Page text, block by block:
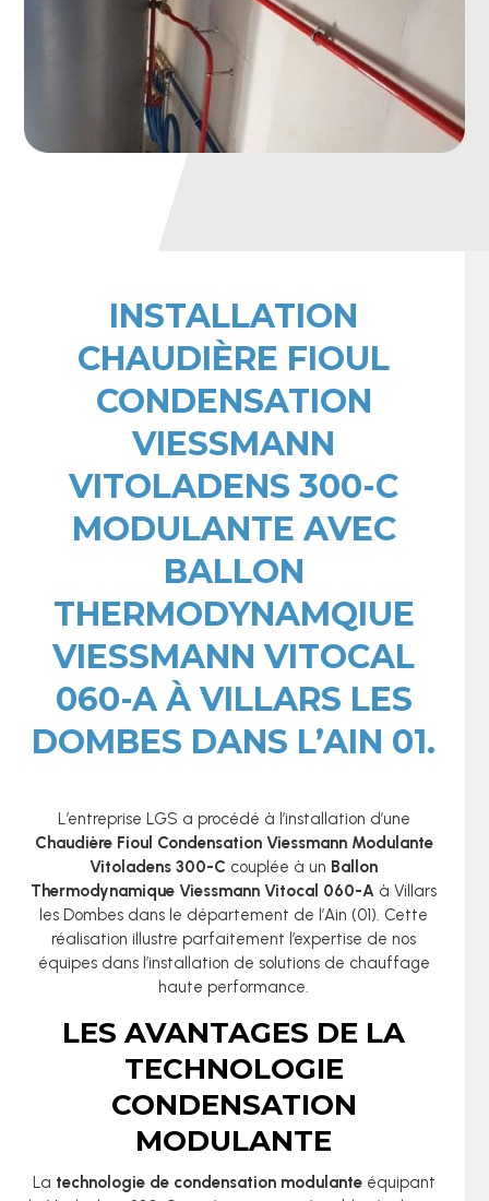
INSTALLATION
CHAUDIÈRE FIOUL
CONDENSATION
VIESSMANN
VITOLADENS 300-C
MODULANTE AVEC
BALLON
THERMODYNAMQIUE
VIESSMANN VITOCAL
060-A À VILLARS LES
DOMBES DANS L’AIN 01.
L’entreprise LGS a procédé à l’installation d’une
Chaudière Fioul Condensation Viessmann Modulante
Vitoladens 300-C couplée à un Ballon
Thermodynamique Viessmann Vitocal 060-A à Villars
les Dombes dans le département de l’Ain (01). Cette
réalisation illustre parfaitement l’expertise de nos
équipes dans l’installation de solutions de chauffage
haute performance.
LES AVANTAGES DE LA
TECHNOLOGIE
CONDENSATION
MODULANTE
La technologie de condensation modulanteéquipant